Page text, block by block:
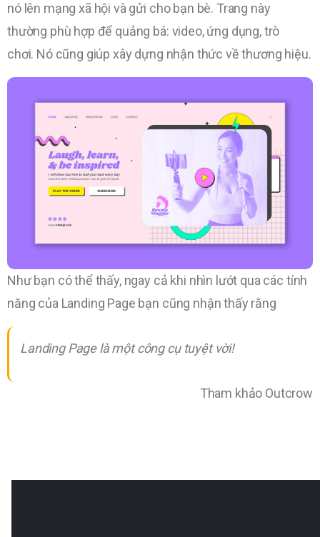
nó lên mạng xã hội và gửi cho bạn bè. Trang này
thường phù hợp để quảng bá: video, ứng dụng, trò
chơi. Nó cũng giúp xây dựng nhận thức về thương hiệu.
Như bạn có thể thấy, ngay cả khi nhìn lướt qua các tính
năng của Landing Page bạn cũng nhận thấy rằng
Landing Page là một công cụ tuyệt vời!
Tham khảo Outcrow